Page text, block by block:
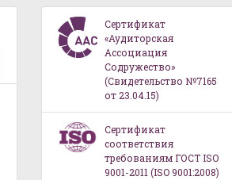
Сертификат
«Аудиторская
Ассоциация
Содружество»
(Свидетельство №7165
от 23.04.15)
Сертификат
соответствия
требованиям ГОСТ ISO
9001-2011 (ISO 9001:2008)